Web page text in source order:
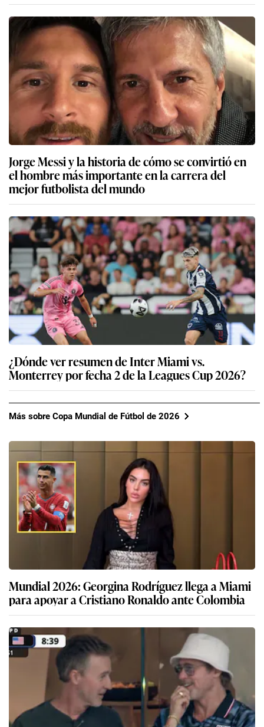
Jorge Messi y la historia de cómo se convirtió en
el hombre más importante en la carrera del
mejor futbolista del mundo
¿Dónde ver resumen de Inter Miami vs.
Monterrey por fecha 2 de la Leagues Cup 2026?
Más sobre Copa Mundial de Fútbol de 2026
Mundial 2026: Georgina Rodríguez llega a Miami
para apoyar a Cristiano Ronaldo ante Colombia